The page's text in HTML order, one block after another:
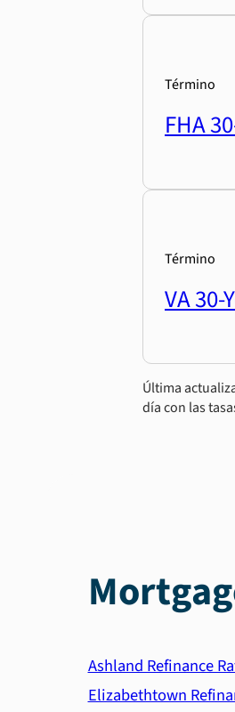
Término
FHA
Término
VA 30-
Última
día con las
Ashland Refinance
Elizabethtown